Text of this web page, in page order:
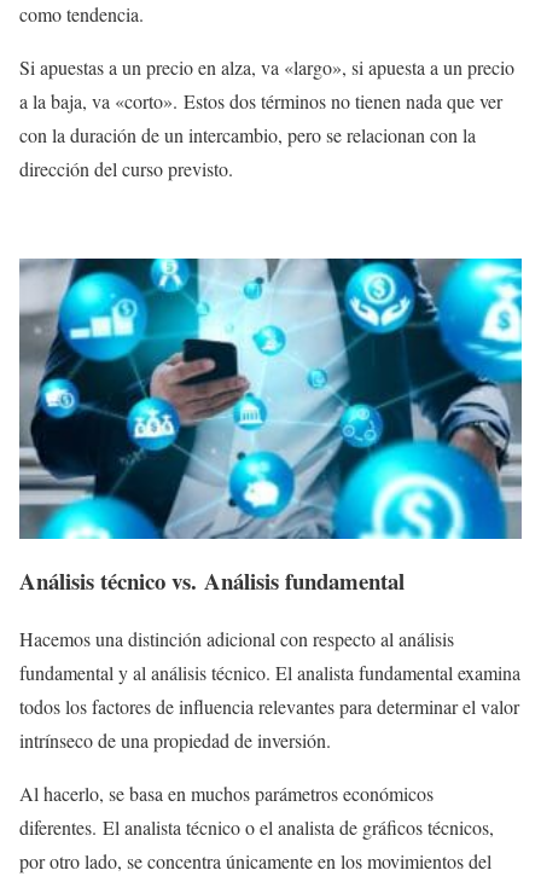
como tendencia.
Si apuestas a un precio en alza, va «largo», si apuesta a un precio
a la baja, va «corto». Estos dos términos no tienen nada que ver
con la duración de un intercambio, pero se relacionan con la
dirección del curso previsto.
Análisis técnico vs. Análisis fundamental
Hacemos una distinción adicional con respecto al análisis
fundamental y al análisis técnico. El analista fundamental examina
todos los factores de influencia relevantes para determinar el valor
intrínseco de una propiedad de inversión.
Al hacerlo, se basa en muchos parámetros económicos
diferentes. El analista técnico o el analista de gráficos técnicos,
por otro lado, se concentra únicamente en los movimientos del